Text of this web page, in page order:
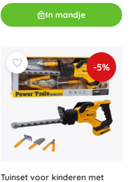
In mandje
-5%
Tuinset voor kinderen met